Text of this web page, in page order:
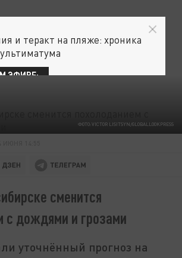
ФОТО:VICTOR LISITSYN/GLOBALLOOKPRESS
сменится
с дождями и грозами
уточнённый прогноз на
и теракт на пляже: хроника
ЭФИРЕ: